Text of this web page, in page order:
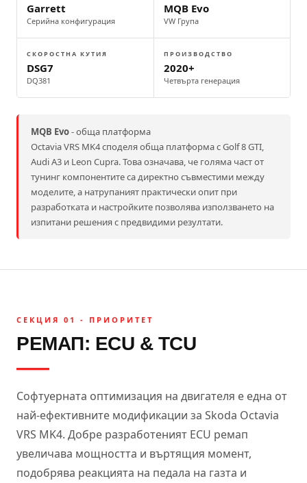
Garrett
Серийна конфигурация
MQB Evo
VW Група
СКОРОСТНА КУТИЯ
DSG7
DQ381
ПРОИЗВОДСТВО
2020+
Четвърта генерация
MQB Evo- обща платформа
Octavia VRS MK4 споделя обща платформа с Golf 8 GTI,
Audi A3 и Leon Cupra. Това означава, че голяма част от
тунинг компонентите са директно съвместими между
моделите, а натрупаният практически опит при
разработката и настройките позволява използването на
изпитани решения с предвидими резултати.
СЕКЦИЯ 01 - ПРИОРИТЕТ
РЕМАП: ECU & TCU
Софтуерната оптимизация на двигателя е една от
най-ефективните модификации за Skoda Octavia
VRS MK4. Добре разработеният ECU ремап
увеличава мощността и въртящия момент,
подобрява реакцията на педала на газта и